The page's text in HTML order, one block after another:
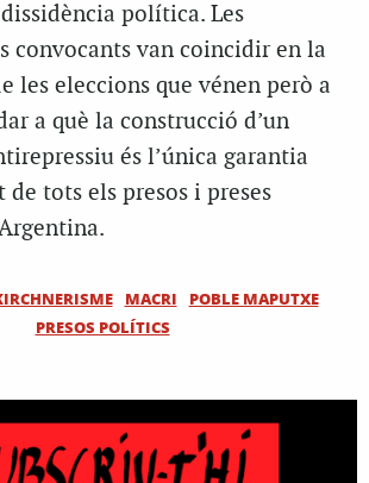
política. Les
convocants van coincidir en la
les eleccions que vénen però a
a què la construcció d’un
és l’única garantia
tots els presos i preses
MACRI
POBLE MAPUTXE
PRESOS POLÍTICS